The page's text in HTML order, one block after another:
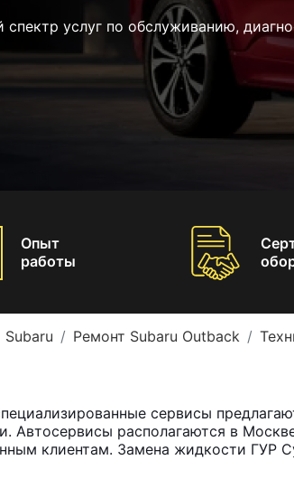
спектр услуг по обслуживанию,
Опыт
работы
Ремонт Subaru Outback
сервисы
Автосервисы располагаются в
клиентам. Замена жидкости ГУР